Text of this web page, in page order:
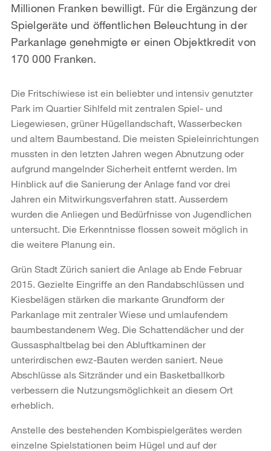
Millionen Franken bewilligt. Für die Ergänzung der
Spielgeräte und öffentlichen Beleuchtung in der
Parkanlage genehmigte er einen Objektkredit von
170 000 Franken.
Die Fritschiwiese ist ein beliebter und intensiv genutzter
Park im Quartier Sihlfeld mit zentralen Spiel- und
Liegewiesen, grüner Hügellandschaft, Wasserbecken
und altem Baumbestand. Die meisten Spieleinrichtungen
mussten in den letzten Jahren wegen Abnutzung oder
aufgrund mangelnder Sicherheit entfernt werden. Im
Hinblick auf die Sanierung der Anlage fand vor drei
Jahren ein Mitwirkungsverfahren statt. Ausserdem
wurden die Anliegen und Bedürfnisse von Jugendlichen
untersucht. Die Erkenntnisse flossen soweit möglich in
die weitere Planung ein.
Grün Stadt Zürich saniert die Anlage ab Ende Februar
2015. Gezielte Eingriffe an den Randabschlüssen und
Kiesbelägen stärken die markante Grundform der
Parkanlage mit zentraler Wiese und umlaufendem
baumbestandenem Weg. Die Schattendächer und der
Gussasphaltbelag bei den Abluftkaminen der
unterirdischen ewz-Bauten werden saniert. Neue
Abschlüsse als Sitzränder und ein Basketballkorb
verbessern die Nutzungsmöglichkeit an diesem Ort
erheblich.
Anstelle des bestehenden Kombispielgerätes werden
einzelne Spielstationen beim Hügel und auf der